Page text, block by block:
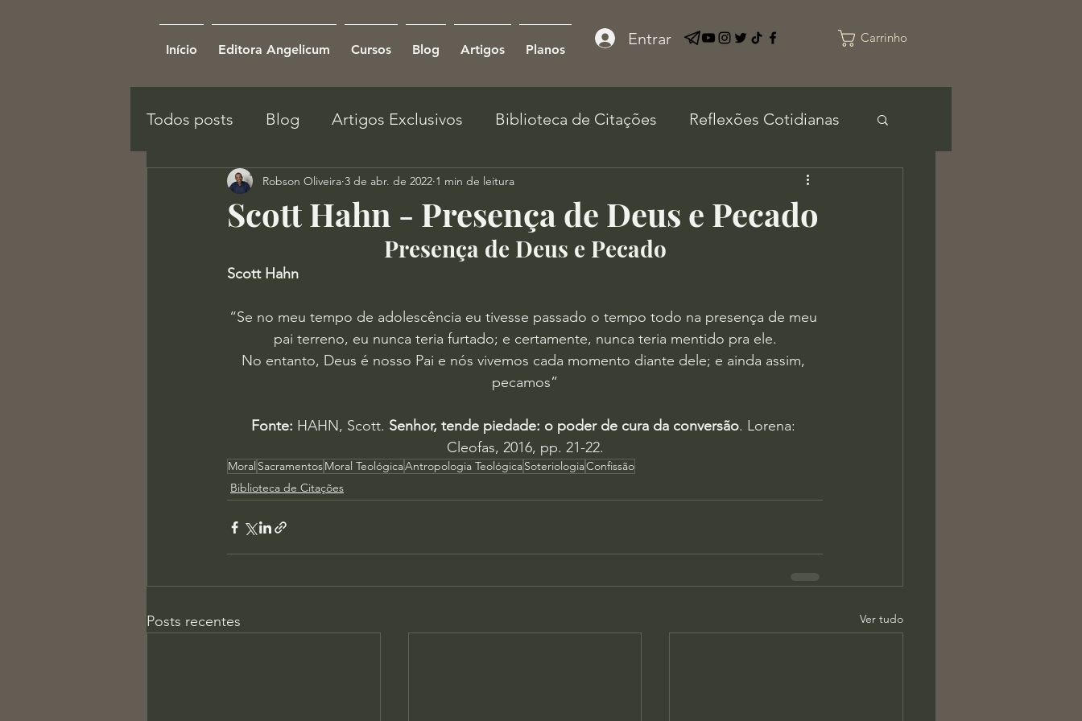
Início Editora Angelicum Cursos Blog Artigos Planos
Entrar Carrinho
Todos posts Blog Artigos Exclusivos Biblioteca de Citações Reflexões Cotidianas
Scott Hahn - Presença de Deus e Pecado
Robson Oliveira 3 de abr. de 2022 1 min de leitura
Presença de Deus e Pecado
Scott Hahn
“Se no meu tempo de adolescência eu tivesse passado o tempo todo na presença de meu
pai terreno, eu nunca teria furtado; e certamente, nunca teria mentido pra ele.
No entanto, Deus é nosso Pai e nós vivemos cada momento diante dele; e ainda assim,
pecamos”
Fonte: HAHN, Scott. Senhor, tende piedade: o poder de cura da conversão. Lorena:
Cleofas, 2016, pp. 21-22.
Moral SacramentosMoral TeológicaAntropologia TeológicaSoteriologiaConfissão
Biblioteca de Citações
Posts recentes Ver tudo